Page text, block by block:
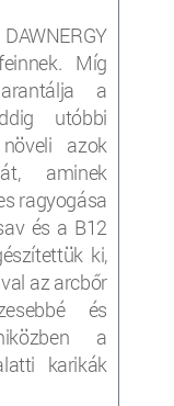
Míg
a
utóbbi
azok
aminek
ragyogása
és a B12
ki,
az arcbőr
és
a
karikák